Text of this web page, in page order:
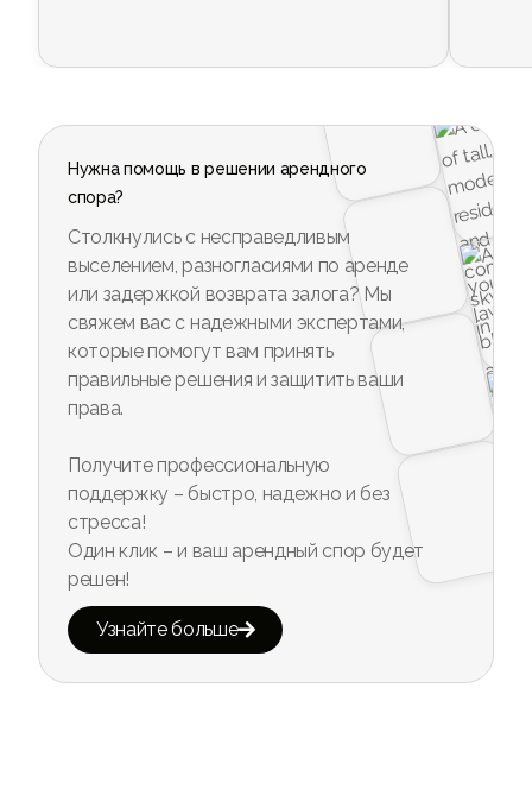
Нужна помощь в решении арендного
спора?
Столкнулись с несправедливым
выселением, разногласиями по аренде
или задержкой возврата залога? Мы
свяжем вас с надежными экспертами,
которые помогут вам принять
правильные решения и защитить ваши
права.
Получите профессиональную
поддержку – быстро, надежно и без
стресса!
Один клик – и ваш арендный спор будет
решен!
Узнайте больше